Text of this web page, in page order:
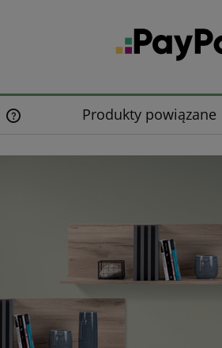
Cena nie zawiera ewentualnych kosztów
Produkty powiązane